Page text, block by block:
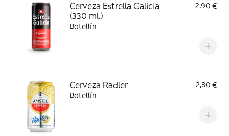
Cerveza Estrella Galicia
(330 ml.)
2,90 €
Botellín
Cerveza Radler
2,80 €
Botellín